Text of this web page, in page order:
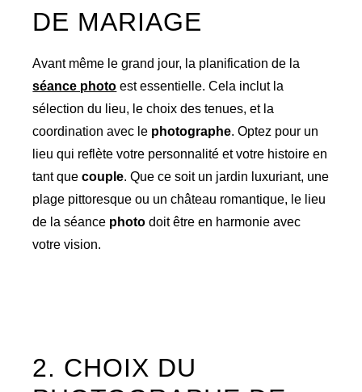
DE MARIAGE
Avant même le grand jour, la planification de la
séance photo est essentielle. Cela inclut la
sélection du lieu, le choix des tenues, et la
coordination avec le photographe. Optez pour un
lieu qui reflète votre personnalité et votre histoire en
tant quecouple. Que ce soit un jardin luxuriant, une
plage pittoresque ou un château romantique, le lieu
de la séance photo doit être en harmonie avec
votre vision.
2. CHOIX DU